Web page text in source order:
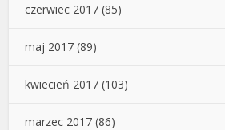
czerwiec 2017 (85)
maj 2017 (89)
kwiecień 2017 (103)
marzec 2017 (86)